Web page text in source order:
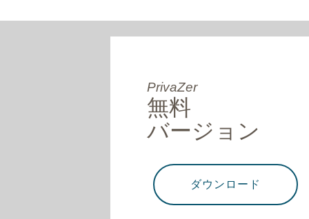
PrivaZer
無料
バージョン
ダウンロード